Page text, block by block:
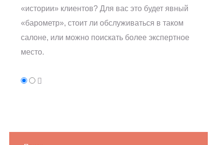
«истории» клиентов? Для вас это будет явный
«барометр», стоит ли обслуживаться в таком
салоне, или можно поискать более экспертное
место.